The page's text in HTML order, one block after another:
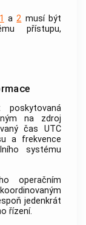
a2 musí být
přístupu,
na zdroj
čas UTC
a frekvence
systému
operačním
jedenkrát
řízení.